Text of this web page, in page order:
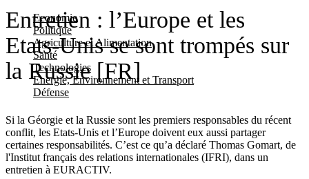
Economie
Politique
Agriculture et Alimentation
Santé
Technologies
Energie, Environnement et Transport
Défense
Entretien : l’Europe et les
Etats-Unis se sont trompés sur
la Russie [FR]
Si la Géorgie et la Russie sont les premiers responsables du récent
conflit, les Etats-Unis et l’Europe doivent eux aussi partager
certaines responsabilités. C’est ce qu’a déclaré Thomas Gomart, de
l'Institut français des relations internationales (IFRI), dans un
entretien à EURACTIV.